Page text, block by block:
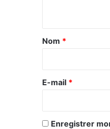
a
r
e
Nom *
E-mail *
Enregistrer